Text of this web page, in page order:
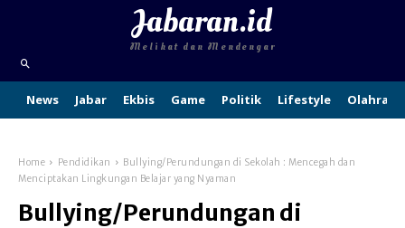
Jabaran.id
Melihat dan Mendengar
News Jabar Ekbis Game Politik Lifestyle Olahraga
Home Pendidikan
Bullying/Perundungan di Sekolah : Mencegah dan
Menciptakan Lingkungan Belajar yang Nyaman
Bullying/Perundungan di